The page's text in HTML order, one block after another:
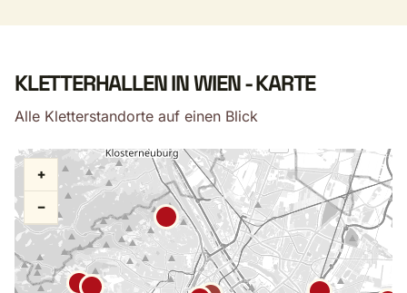
KLETTERHALLEN IN WIEN - KARTE
Alle Kletterstandorte auf einen Blick
+
−